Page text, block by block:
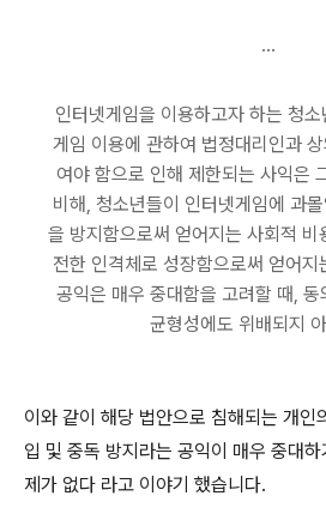
...
인터넷게임을 이용하고자 하는 청
게임 이용에 관하여 법정대리인과
여야 함으로 인해 제한되는 사익은
비해, 청소년들이 인터넷게임에 과
을 방지함으로써 얻어지는 사회적 비
전한 인격체로 성장함으로써 얻어
공익은 매우 중대함을 고려할 때, 동
균형성에도 위배되지
이와 같이 해당 법안으로 침해되는 개인
입 및 중독 방지라는 공익이 매우 중대
제가 없다 라고 이야기 했습니다.